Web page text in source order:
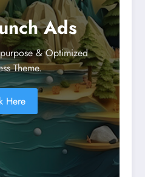
Ads
& Optimized
Theme.
Here